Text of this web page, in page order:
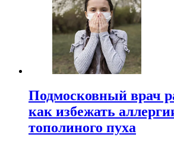
Подмосковный врач
как избежать
тополиного пуха